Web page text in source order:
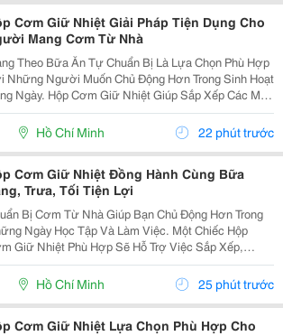
Cơm Giữ Nhiệt Giải Pháp Tiện Dụng Cho
Mang Cơm Từ Nhà
Theo Bữa Ăn Tự Chuẩn Bị Là Lựa Chọn Phù Hợp
Những Người Muốn Chủ Động Hơn Trong Sinh Hoạt
Ngày. Hộp Cơm Giữ Nhiệt Giúp Sắp Xếp Các Món
Gàng, Thuận Tiện Mang Đến Trường, Văn
Hoặc Sử Dụng Trong Những Chuyến Đi. Chọn
Cơm...
Hồ Chí Minh 22 phút trước
Cơm Giữ Nhiệt Đồng Hành Cùng Bữa
Trưa, Tối Tiện Lợi
Bị Cơm Từ Nhà Giúp Bạn Chủ Động Hơn Trong
Ngày Học Tập Và Làm Việc. Một Chiếc Hộp
Giữ Nhiệt Phù Hợp Sẽ Hỗ Trợ Việc Sắp Xếp,
Theo Và Sử Dụng Bữa Ăn Thuận Tiện Hơn, Đặc
Với Những Người Thường Xuyên Ăn Trưa Bên
Ngoài. Chọn...
Hồ Chí Minh 25 phút trước
Cơm Giữ Nhiệt Lựa Chọn Phù Hợp Cho